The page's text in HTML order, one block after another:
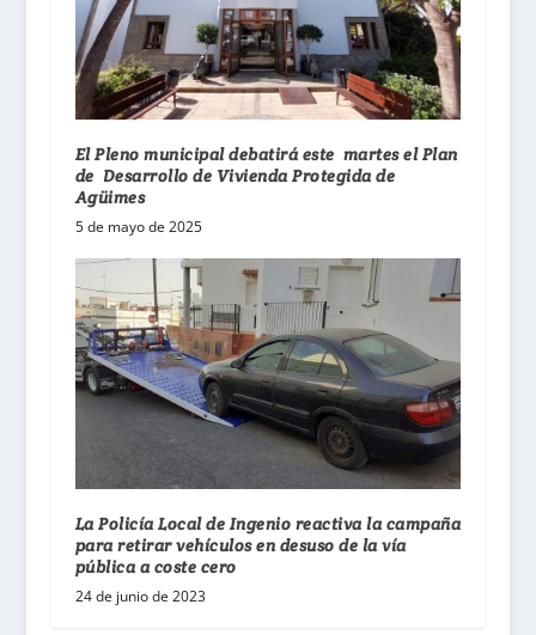
El Pleno municipal debatirá este martes el Plan
de Desarrollo de Vivienda Protegida de
Agüimes
5 de mayo de 2025
La Policía Local de Ingenio reactiva la campaña
para retirar vehículos en desuso de la vía
pública a coste cero
24 de junio de 2023